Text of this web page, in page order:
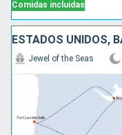
Comidas incluidas
ESTADOS UNIDOS,
Jewel of the Seas